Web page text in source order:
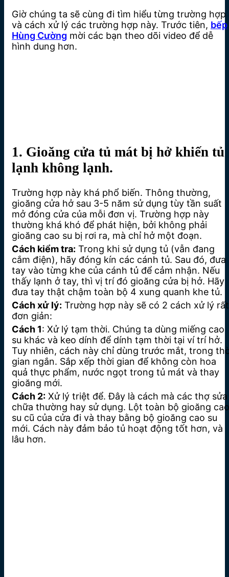
Giờ chúng ta sẽ cùng đi tìm hiểu từng trường hợp
và cách xử lý các trường hợp này. Trước tiên, bếp
Hùng Cường mời các bạn theo dõi video để dễ
hình dung hơn.
1. Gioăng cửa tủ mát bị hở khiến tủ
lạnh không lạnh.
Trường hợp này khá phổ biến. Thông thường,
gioăng cửa hở sau 3-5 năm sử dụng tùy tần suất
mở đóng cửa của mỗi đơn vị. Trường hợp này
thường khá khó để phát hiện, bởi không phải
gioăng cao su bị rơi ra, mà chỉ hở một đoạn.
Cách kiểm tra: Trong khi sử dụng tủ (vẫn đang
cắm điện), hãy đóng kín các cánh tủ. Sau đó, đưa
tay vào từng khe của cánh tủ để cảm nhận. Nếu
thấy lạnh ở tay, thì vị trí đó gioăng cửa bị hở. Hãy
đưa tay thật chậm toàn bộ 4 xung quanh khe tủ.
Cách xử lý: Trường hợp này sẽ có 2 cách xử lý rất
đơn giản:
Cách 1: Xử lý tạm thời. Chúng ta dùng miếng cao
su khác và keo dính để dính tạm thời tại ví trí hở.
Tuy nhiên, cách này chỉ dùng trước mắt, trong
gian ngắn. Sắp xếp thời gian để không còn hoa
quả thực phẩm, nước ngọt trong tủ mát và thay
gioăng mới.
Cách 2: Xử lý triệt để. Đây là cách mà các thợ sửa
chữa thường hay sử dụng. Lột toàn bộ gioăng cao
su cũ của cửa đi và thay bằng bộ gioăng cao su
mới. Cách này đảm bảo tủ hoạt động tốt hơn, và
lâu hơn.